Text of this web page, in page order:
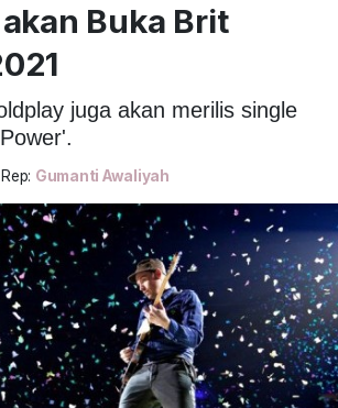
Buka Brit
juga akan merilis single
Rep: Gumanti Awaliyah